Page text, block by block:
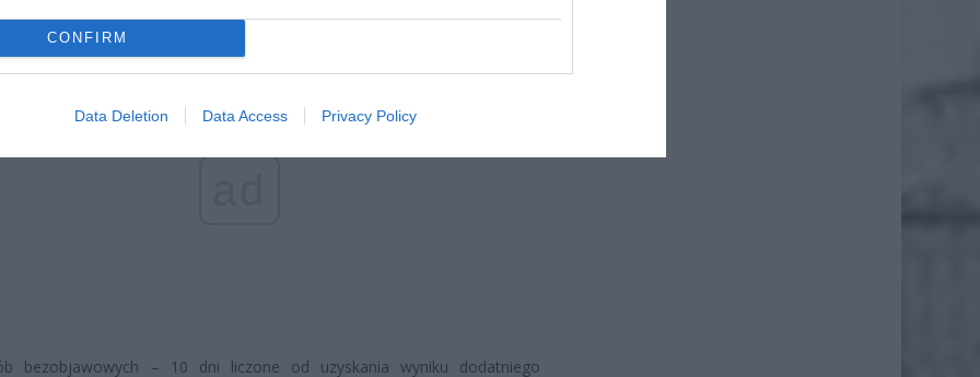
CONFIRM
Data Deletion Data Access Privacy Policy
bezobjawowych – 10 dni liczone od uzyskania wyniku dodatniego